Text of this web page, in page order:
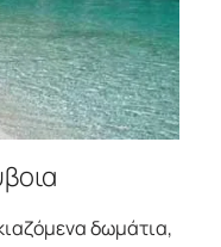
δωμάτια,